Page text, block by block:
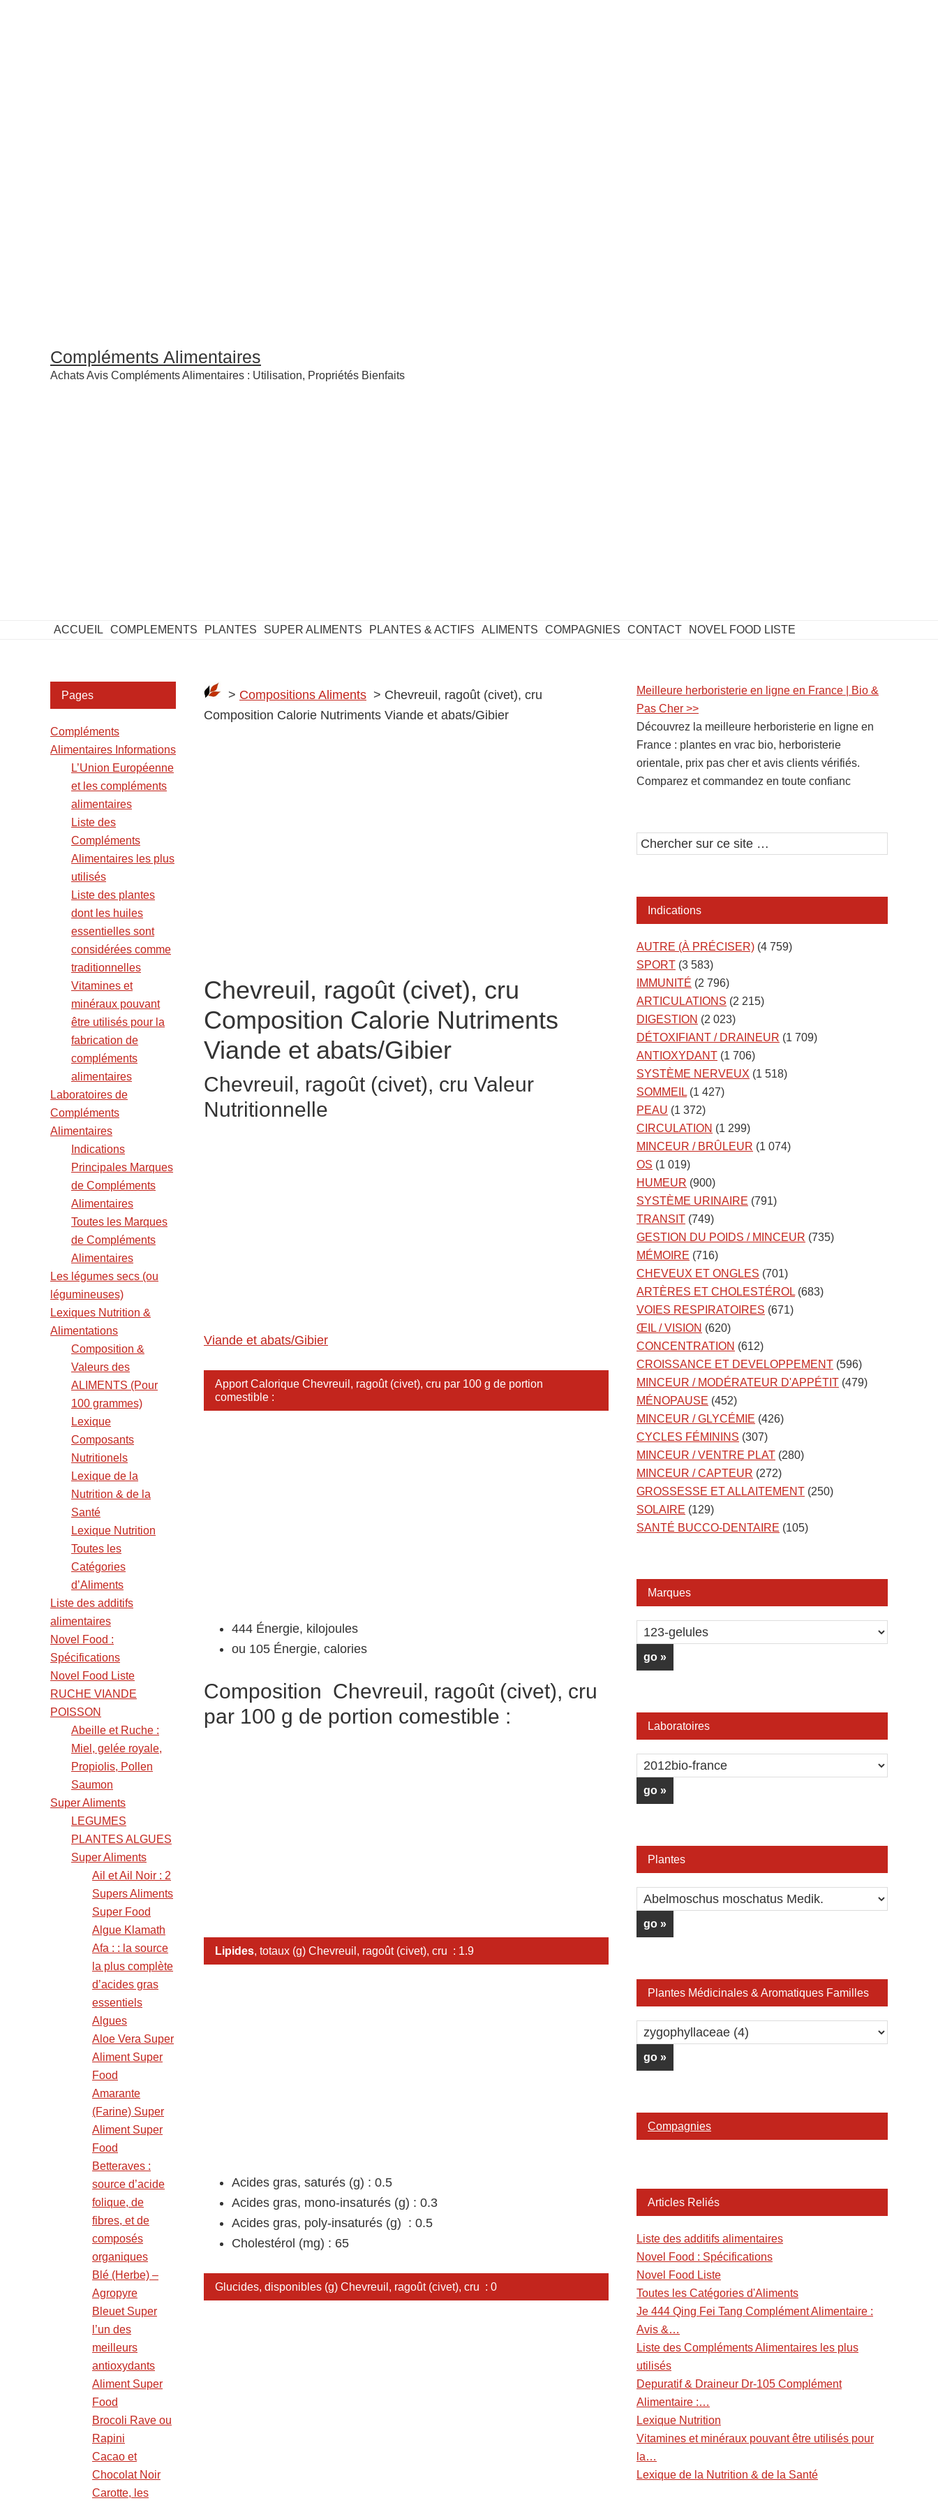
Compléments Alimentaires
Achats Avis Compléments Alimentaires : Utilisation, Propriétés Bienfaits
ACCUEIL COMPLEMENTS PLANTES SUPER ALIMENTS PLANTES & ACTIFS ALIMENTS COMPAGNIES CONTACT NOVEL FOOD LISTE
> Compositions Aliments > Chevreuil, ragoût (civet), cru
Composition Calorie Nutriments Viande et abats/Gibier
Chevreuil, ragoût (civet), cru
Composition Calorie Nutriments
Viande et abats/Gibier
Chevreuil, ragoût (civet), cru Valeur
Nutritionnelle
Viande et abats/Gibier
Apport Calorique Chevreuil, ragoût (civet), cru par 100 g de portion
comestible :
444 Énergie, kilojoules
ou 105 Énergie, calories
Composition Chevreuil, ragoût (civet), cru
par 100 g de portion comestible :
Lipides, totaux (g) Chevreuil, ragoût (civet), cru : 1.9
Acides gras, saturés (g) : 0.5
Acides gras, mono-insaturés (g) : 0.3
Acides gras, poly-insaturés (g) : 0.5
Cholestérol (mg) : 65
Glucides, disponibles (g) Chevreuil, ragoût (civet), cru : 0
Barre
latérale
1
Meilleure herboristerie en ligne en France | Bio &
Pas Cher >>
Découvrez la meilleure herboristerie en ligne en
France : plantes en vrac bio, herboristerie
orientale, prix pas cher et avis clients vérifiés.
Comparez et commandez en toute confianc
Chercher
site
Indications
AUTRE (À PRÉCISER) (4 759)
SPORT (3 583)
IMMUNITÉ (2 796)
ARTICULATIONS (2 215)
DIGESTION (2 023)
DÉTOXIFIANT / DRAINEUR (1 709)
ANTIOXYDANT (1 706)
SYSTÈME NERVEUX (1 518)
SOMMEIL (1 427)
PEAU (1 372)
CIRCULATION (1 299)
MINCEUR / BRÛLEUR (1 074)
OS (1 019)
HUMEUR (900)
SYSTÈME URINAIRE (791)
TRANSIT (749)
GESTION DU POIDS / MINCEUR (735)
MÉMOIRE (716)
CHEVEUX ET ONGLES (701)
ARTÈRES ET CHOLESTÉROL (683)
VOIES RESPIRATOIRES (671)
ŒIL / VISION (620)
CONCENTRATION (612)
CROISSANCE ET DEVELOPPEMENT (596)
MINCEUR / MODÉRATEUR D'APPÉTIT (479)
MÉNOPAUSE (452)
MINCEUR / GLYCÉMIE (426)
CYCLES FÉMININS (307)
MINCEUR / VENTRE PLAT (280)
MINCEUR / CAPTEUR (272)
GROSSESSE ET ALLAITEMENT (250)
SOLAIRE (129)
SANTÉ BUCCO-DENTAIRE (105)
Marques
Laboratoires
Plantes
Plantes Médicinales & Aromatiques Familles
Compagnies
Articles Reliés
Liste des additifs alimentaires
Novel Food : Spécifications
Novel Food Liste
Toutes les Catégories d'Aliments
Je 444 Qing Fei Tang Complément Alimentaire :
Avis &…
Liste des Compléments Alimentaires les plus
utilisés
Depuratif & Draineur Dr-105 Complément
Alimentaire :…
Lexique Nutrition
Vitamines et minéraux pouvant être utilisés pour
la…
Lexique de la Nutrition & de la Santé
Barre
2
Pages
Compléments
Alimentaires Informations
L’Union Européenne
et les compléments
alimentaires
Liste des
Compléments
Alimentaires les plus
utilisés
Liste des plantes
dont les huiles
essentielles sont
considérées comme
traditionnelles
Vitamines et
minéraux pouvant
être utilisés pour la
fabrication de
compléments
alimentaires
Laboratoires de
Compléments
Alimentaires
Indications
Principales Marques
de Compléments
Alimentaires
Toutes les Marques
de Compléments
Alimentaires
Les légumes secs (ou
légumineuses)
Lexiques Nutrition &
Alimentations
Composition &
Valeurs des
ALIMENTS (Pour
100 grammes)
Lexique
Composants
Nutritionels
Lexique de la
Nutrition & de la
Santé
Lexique Nutrition
Toutes les
Catégories
d’Aliments
Liste des additifs
alimentaires
Novel Food :
Spécifications
Novel Food Liste
RUCHE VIANDE
POISSON
Abeille et Ruche :
Miel, gelée royale,
Propiolis, Pollen
Saumon
Super Aliments
LEGUMES
PLANTES ALGUES
Super Aliments
Ail et Ail Noir : 2
Supers Aliments
Super Food
Algue Klamath
Afa : : la source
la plus complète
d’acides gras
essentiels
Algues
Aloe Vera Super
Aliment Super
Food
Amarante
(Farine) Super
Aliment Super
Food
Betteraves :
source d’acide
folique, de
fibres, et de
composés
organiques
Blé (Herbe) –
Agropyre
Bleuet Super
l’un des
meilleurs
antioxydants
Aliment Super
Food
Brocoli Rave ou
Rapini
Cacao et
Chocolat Noir
Carotte, les